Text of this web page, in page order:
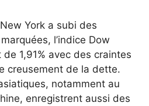
York a subi des
l’indice Dow
1,91% avec des craintes
creusement de la dette.
notamment au
enregistrent aussi des